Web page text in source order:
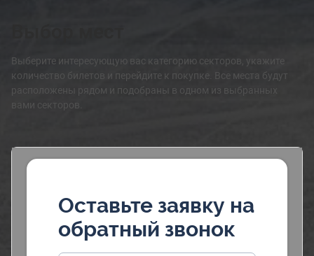
Выберите интересующую вас категорию секторов, укажите
количество билетов и перейдите к покупке. Все места будут
расположены рядом и подобраны в одном из выбранных
вами секторов.
Оставьте заявку на
обратный звонок